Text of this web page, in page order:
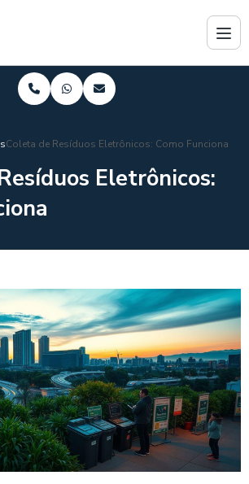
Coleta de Resíduos Eletrônicos: Como Funciona
Eletrônicos: